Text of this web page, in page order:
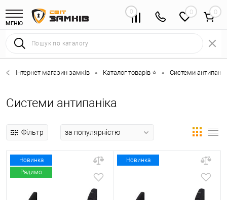
МЕНЮ
0 0
Інтернет магазин замків • Каталог товарів ⭐ • Системи
Системи антипаніка
Фільтр
Новинка
Радимо
Новинка